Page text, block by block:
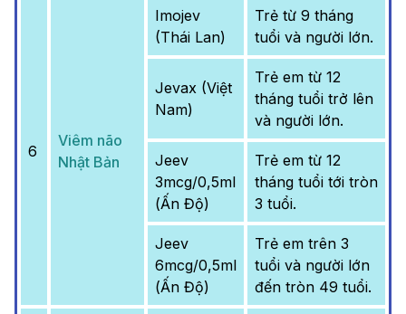
6
Viêm não
Nhật Bản
Imojev
(Thái Lan)
Trẻ từ 9 tháng
tuổi và người lớn.
Jevax (Việt
Nam)
Trẻ em từ 12
tháng tuổi trở lên
và người lớn.
Jeev
3mcg/0,5ml
(Ấn Độ)
Trẻ em từ 12
tháng tuổi tới tròn
3 tuổi.
Jeev
6mcg/0,5ml
(Ấn Độ)
Trẻ em trên 3
tuổi và người lớn
đến tròn 49 tuổi.